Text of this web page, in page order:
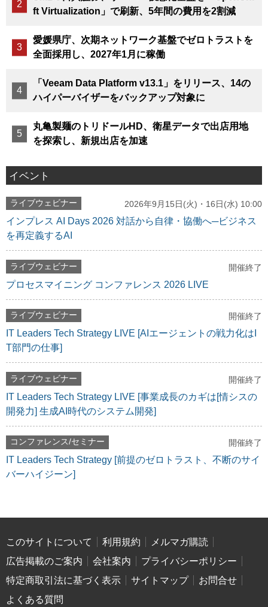
ft Virtualization」で刷新、5年間の費用を2割減
愛媛県庁、次期ネットワーク基盤でゼロトラストを
全面採用し、2027年1月に稼働
「Veeam Data Platform v13.1」をリリース、14の
ハイパーバイザーをバックアップ対象に
丸亀製麺のトリドールHD、衛星データで出店用地
を探索し、新規出店を加速
イベント
ライブウェビナー 2026年9月15日(火)・16日(水) 10:00
インプレス AI Days 2026 対話から自律・協働へ─ビジネス
を再定義するAI
ライブウェビナー 開催終了
プロセスマイニング コンファレンス 2026 LIVE
ライブウェビナー 開催終了
IT Leaders Tech Strategy LIVE [AIエージェントの戦力化はI
T部門の仕事]
ライブウェビナー 開催終了
IT Leaders Tech Strategy LIVE [事業成長のカギは[情シスの
開発力] 生成AI時代のシステム開発]
コンファレンス/セミナー 開催終了
IT Leaders Tech Strategy [前提のゼロトラスト、不断のサイ
バーハイジーン]
このサイトについて 利用規約
メルマガ購読
広告掲載のご案内
会社案内
プライバシーポリシー
特定商取引法に基づく表示
サイトマップ
お問合せ
よくある質問